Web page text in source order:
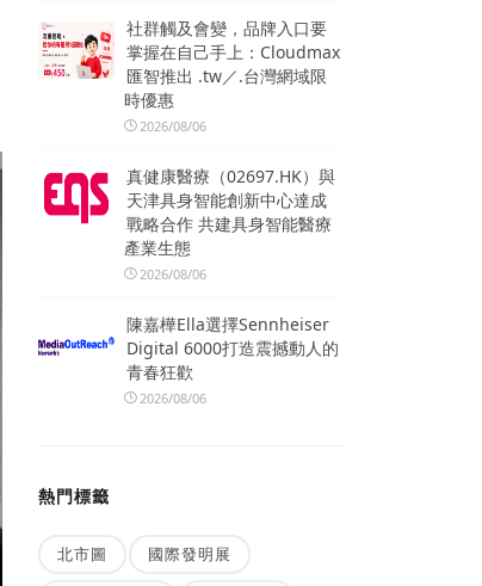
社群觸及會變，品牌入口要
掌握在自己手上：Cloudmax
匯智推出 .tw／.台灣網域限
時優惠
2026/08/06
真健康醫療（02697.HK）與
天津具身智能創新中心達成
戰略合作 共建具身智能醫療
產業生態
2026/08/06
陳嘉樺Ella選擇Sennheiser
Digital 6000打造震撼動人的
青春狂歡
2026/08/06
熱門標籤
北市圖 國際發明展